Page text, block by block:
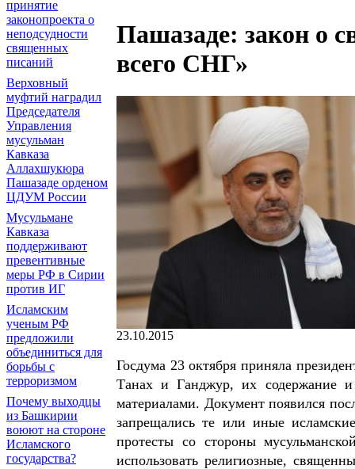
принятие
законопроекта о
неподсудности
священных
писаний
Верховный
муфтий наградил
Председателя
Управления
мусульман
Кавказа
Аллахшукюра
Пашазаде орденом
ЦДУМ России
Мусульмане
Кавказа
поддерживают
превентивные
меры РФ в Сирии
против ИГ
Исламским
ученым РФ
предложили
объединиться для
борьбы с
терроризмом
Почему выходцы
из Башкирии
воюют на стороне
Исламского
государства?
Пашазаде: закон о
всего СНГ»
23.10.2015
Госдума 23 октября приняла
Танах и Ганджур, их содержание
материалами. Документ появился
запрещались те или иные
протесты со стороны
использовать религиозные,